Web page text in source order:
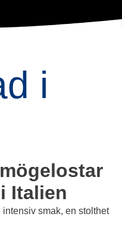
i
Italien
smak, en stolthet